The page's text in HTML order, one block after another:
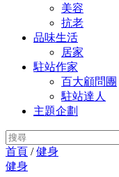
美容
抗老
品味生活
居家
駐站作家
百大顧問團
駐站達人
主題企劃
首頁 /健身
健身